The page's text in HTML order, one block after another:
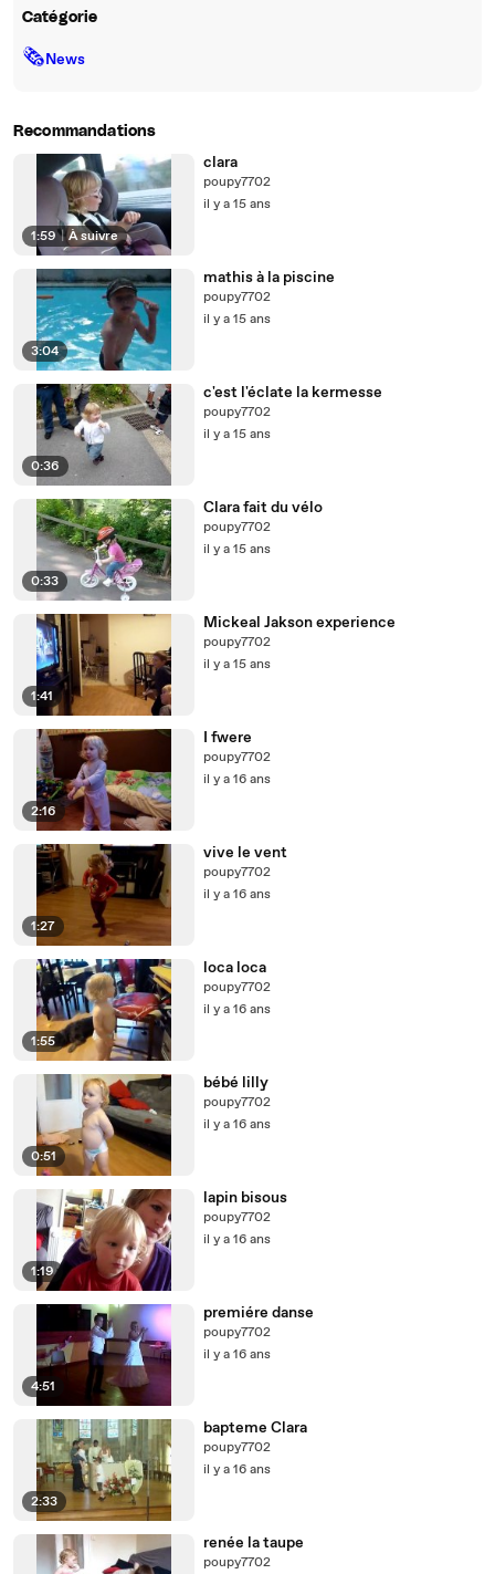
Catégorie
🗞News
Recommandations
1:59 | À suivre
clara
poupy7702
il y a 15 ans
3:04
mathis à la piscine
poupy7702
il y a 15 ans
0:36
c'est l'éclate la kermesse
poupy7702
il y a 15 ans
0:33
Clara fait du vélo
poupy7702
il y a 15 ans
1:41
Mickeal Jakson experience
poupy7702
il y a 15 ans
2:16
I fwere
poupy7702
il y a 16 ans
1:27
vive le vent
poupy7702
il y a 16 ans
1:55
loca loca
poupy7702
il y a 16 ans
0:51
bébé lilly
poupy7702
il y a 16 ans
1:19
lapin bisous
poupy7702
il y a 16 ans
4:51
premiére danse
poupy7702
il y a 16 ans
2:33
bapteme Clara
poupy7702
il y a 16 ans
renée la taupe
poupy7702